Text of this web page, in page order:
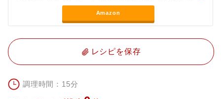
Amazon
レシピを保存
調理時間：15分